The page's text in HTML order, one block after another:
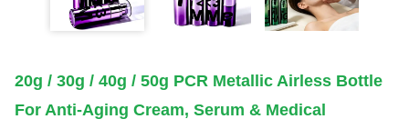
20g / 30g / 40g / 50g PCR Metallic Airless Bottle
For Anti-Aging Cream, Serum & Medical